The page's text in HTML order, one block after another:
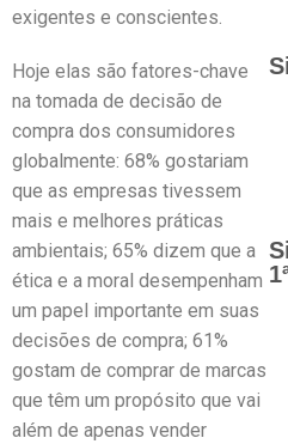
exigentes e conscientes.
Hoje elas são fatores-chave
na tomada de decisão de
compra dos consumidores
globalmente: 68% gostariam
que as empresas tivessem
mais e melhores práticas
ambientais; 65% dizem que a
ética e a moral desempenham
um papel importante em suas
decisões de compra; 61%
gostam de comprar de marcas
que têm um propósito que vai
além de apenas vender